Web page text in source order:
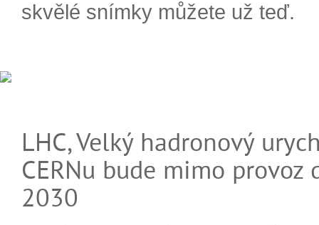
skvělé snímky můžete už teď.
LHC, Velký hadronový
CERNu bude mimo provoz
2030